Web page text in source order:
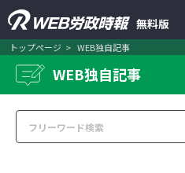
無料版
トップページ WEB独自記事
WEB独自記事